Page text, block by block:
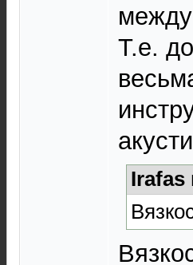
Т.е.
Irafas